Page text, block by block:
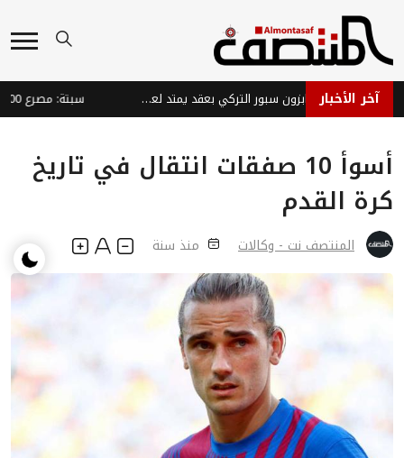
آخر الأخبار صلاح يوقع رسمياً لطرابزون سبور التركي بعقد يمتد لعامين
أسوأ 10 صفقات انتقال في تاريخ
كرة القدم
المنتصف نت - وكالات منذ سنة